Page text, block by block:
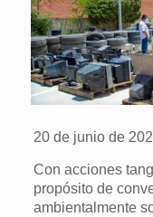
20 de junio de
Con acciones
propósito de
ambientalmente